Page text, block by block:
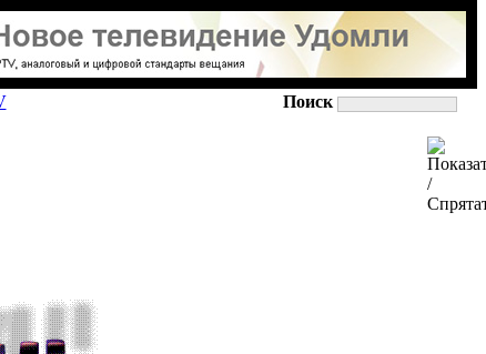
Поиск